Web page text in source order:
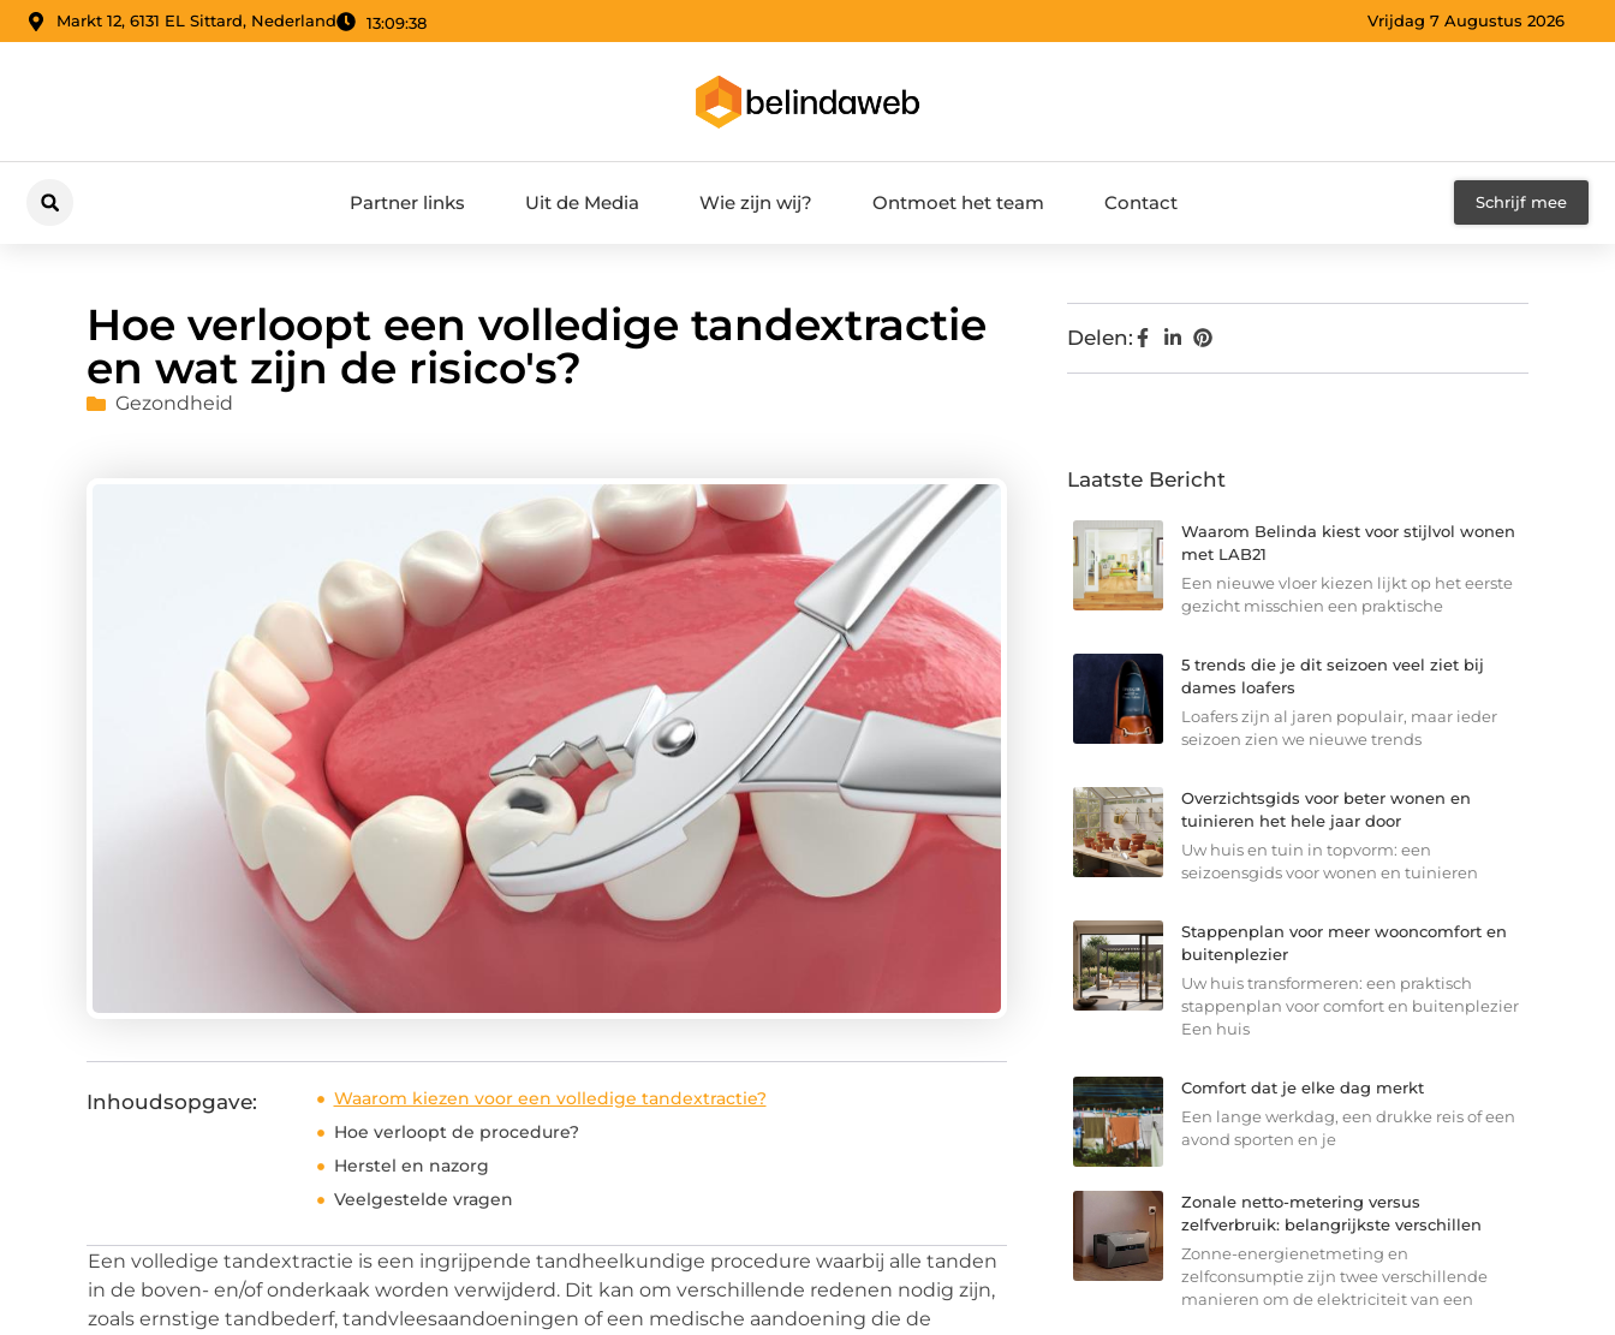
Markt 12, 6131 EL Sittard, Nederland 13:09:39 Vrijdag 7 Augustus 2026
Partner links Uit de Media Wie zijn wij? Ontmoet het team Contact Schrijf mee
Hoe verloopt een volledige tandextractie
en wat zijn de risico's?
Gezondheid
Inhoudsopgave:
Waarom kiezen voor een volledige tandextractie?
Hoe verloopt de procedure?
Herstel en nazorg
Veelgestelde vragen
Een volledige tandextractie is een ingrijpende tandheelkundige procedure waarbij alle tanden
in de boven- en/of onderkaak worden verwijderd. Dit kan om verschillende redenen nodig zijn,
zoals ernstige tandbederf, tandvleesaandoeningen of een medische aandoening die de
Delen:
Laatste Bericht
Waarom Belinda kiest voor stijlvol wonen
met LAB21
Een nieuwe vloer kiezen lijkt op het eerste
gezicht misschien een praktische
5 trends die je dit seizoen veel ziet bij
dames loafers
Loafers zijn al jaren populair, maar ieder
seizoen zien we nieuwe trends
Overzichtsgids voor beter wonen en
tuinieren het hele jaar door
Uw huis en tuin in topvorm: een
seizoensgids voor wonen en tuinieren
Stappenplan voor meer wooncomfort en
buitenplezier
Uw huis transformeren: een praktisch
stappenplan voor comfort en buitenplezier
Een huis
Comfort dat je elke dag merkt
Een lange werkdag, een drukke reis of een
avond sporten en je
Zonale netto-metering versus
zelfverbruik: belangrijkste verschillen
Zonne-energienetmeting en
zelfconsumptie zijn twee verschillende
manieren om de elektriciteit van een